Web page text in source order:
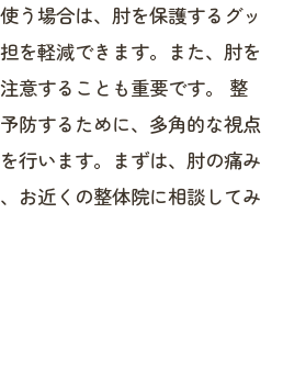
う場合は、肘を保護するグッ
を軽減できます。また、肘を
意することも重要です。 整
防するために、多角的な視点
行います。まずは、肘の痛み
お近くの整体院に相談してみ